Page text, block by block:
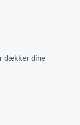
dækker dine